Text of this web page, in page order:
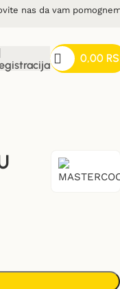
nas da vam
0,00